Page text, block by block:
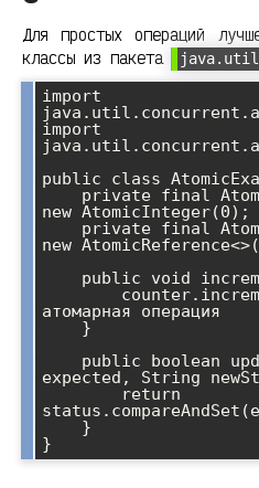
Для простых операций
классы из пакета
import
import
public class
new AtomicInteger(0);
private final
new
атомарная операция
expected, String